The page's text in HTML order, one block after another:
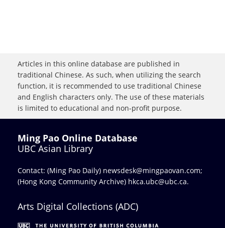
Articles in this online database are published in
traditional Chinese. As such, when utilizing the search
function, it is recommended to use traditional Chinese
and English characters only. The use of these materials
is limited to educational and non-profit purpose.
Ming Pao Online Database
UBC Asian Library
Contact: (Ming Pao Daily) newsdesk@mingpaovan.com;
(Hong Kong Community Archive) hkca.ubc@ubc.ca.
Arts Digital Collections (ADC)